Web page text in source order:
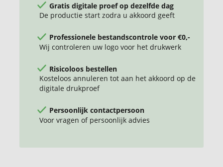
Gratis digitale proef op dezelfde dag
De productie start zodra u akkoord geeft
Professionele bestandscontrole voor €0,-
Wij controleren uw logo voor het drukwerk
Risicoloos bestellen
Kosteloos annuleren tot aan het akkoord op de
digitale drukproef
Persoonlijk contactpersoon
Voor vragen of persoonlijk advies